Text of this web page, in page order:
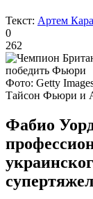
Текст: Артем
0
262
Фото: Getty
Тайсон Фьюри и
Фабио